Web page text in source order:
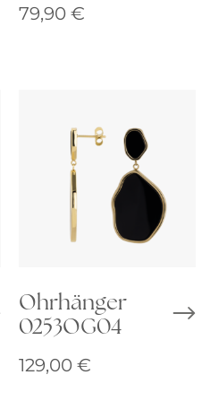
79,90 €
Ohrhänger
0253OG04
129,00 €